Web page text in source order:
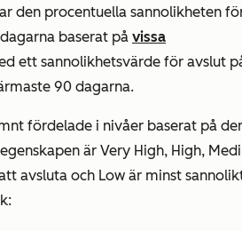
den procentuella sannolikheten
baserat på vissa
ett sannolikhetsvärde för avslut
90 dagarna.
fördelade i nivåer baserat på
är Very High, High,
avsluta och Low är minst